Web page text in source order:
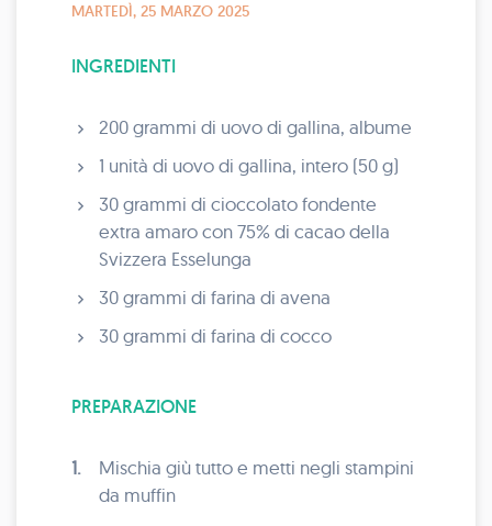
MARTEDÌ, 25 MARZO 2025
INGREDIENTI
200 grammi di uovo di gallina, albume
1 unità di uovo di gallina, intero (50 g)
30 grammi di cioccolato fondente
extra amaro con 75% di cacao della
Svizzera Esselunga
30 grammi di farina di avena
30 grammi di farina di cocco
PREPARAZIONE
1.
Mischia giù tutto e metti negli stampini
da muffin